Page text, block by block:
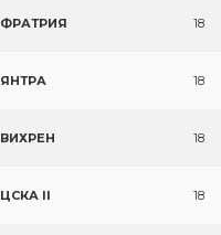
ФРАТРИЯ 18
ЯНТРА 18
ВИХРЕН 18
ЦСКА II 18